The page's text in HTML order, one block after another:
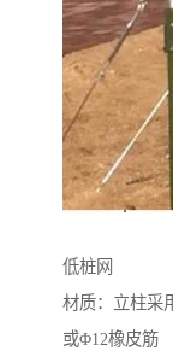
低桩网
材质：立柱采
或Φ12橡皮筋